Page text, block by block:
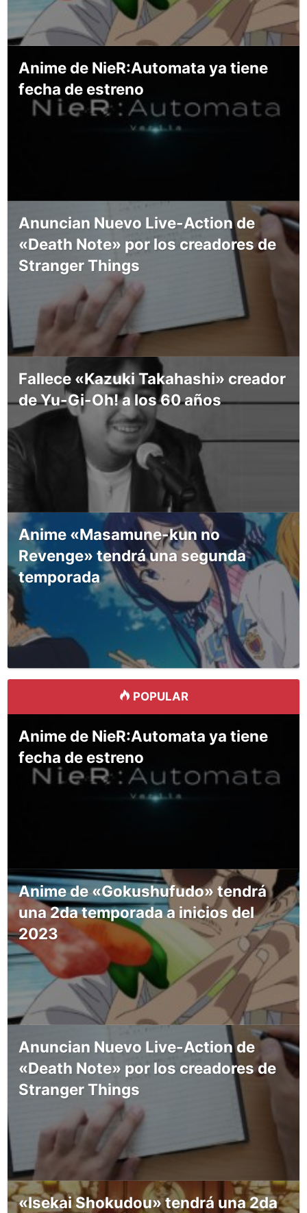
Anime de NieR:Automata ya tiene
fecha de estreno
Anuncian Nuevo Live-Action de
«Death Note» por los creadores de
Stranger Things
Fallece «Kazuki Takahashi» creador
de Yu-Gi-Oh! a los 60 años
Anime «Masamune-kun no
Revenge» tendrá una segunda
temporada
POPULAR
Anime de NieR:Automata ya tiene
fecha de estreno
Anime de «Gokushufudo» tendrá
una 2da temporada a inicios del
2023
Anuncian Nuevo Live-Action de
«Death Note» por los creadores de
Stranger Things
«Isekai Shokudou» tendrá una 2da